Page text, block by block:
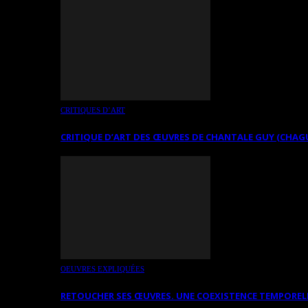
CRITIQUES D’ART
CRITIQUE D’ART DES ŒUVRES DE CHANTALE GUY
OEUVRES EXPLIQUÉES
RETOUCHER SES ŒUVRES. UNE COEXISTENCE